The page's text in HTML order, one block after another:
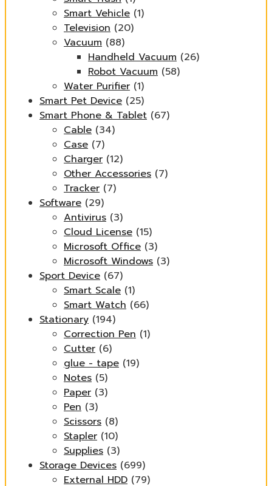
Smart Vehicle (1)
Television (20)
Vacuum (88)
Handheld Vacuum (26)
Robot Vacuum (58)
Water Purifier (1)
Smart Pet Device (25)
Smart Phone & Tablet (67)
Cable (34)
Case (7)
Charger (12)
Other Accessories (7)
Tracker (7)
Software (29)
Antivirus (3)
Cloud License (15)
Microsoft Office (3)
Microsoft Windows (3)
Sport Device (67)
Smart Scale (1)
Smart Watch (66)
Stationary (194)
Correction Pen (1)
Cutter (6)
glue - tape (19)
Notes (5)
Paper (3)
Pen (3)
Scissors (8)
Stapler (10)
Supplies (3)
Storage Devices (699)
External HDD (79)